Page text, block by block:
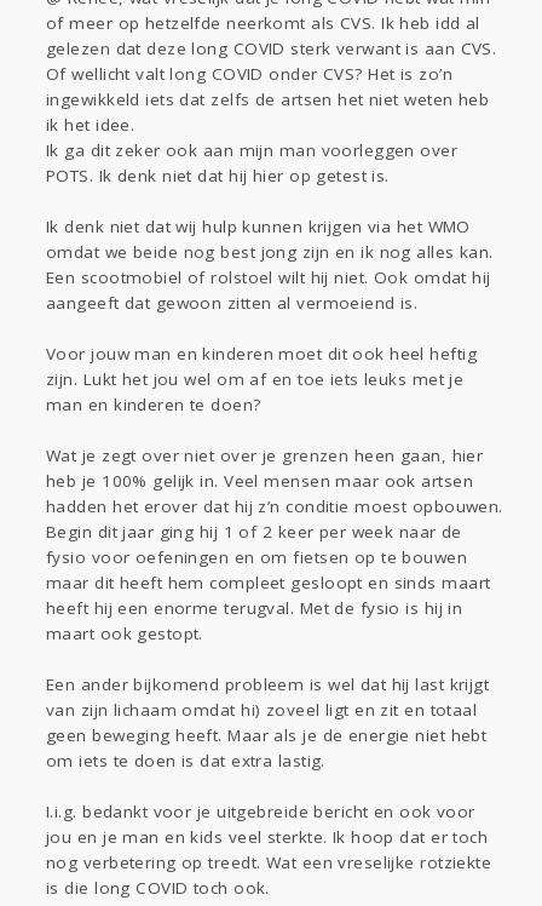
of meer op hetzelfde neerkomt als CVS. Ik heb idd al
gelezen dat deze long COVID sterk verwant is aan CVS.
Of wellicht valt long COVID onder CVS? Het is zo’n
ingewikkeld iets dat zelfs de artsen het niet weten heb
ik het idee.
Ik ga dit zeker ook aan mijn man voorleggen over
POTS. Ik denk niet dat hij hier op getest is.
Ik denk niet dat wij hulp kunnen krijgen via het WMO
omdat we beide nog best jong zijn en ik nog alles kan.
Een scootmobiel of rolstoel wilt hij niet. Ook omdat hij
aangeeft dat gewoon zitten al vermoeiend is.
Voor jouw man en kinderen moet dit ook heel heftig
zijn. Lukt het jou wel om af en toe iets leuks met je
man en kinderen te doen?
Wat je zegt over niet over je grenzen heen gaan, hier
heb je 100% gelijk in. Veel mensen maar ook artsen
hadden het erover dat hij z’n conditie moest opbouwen.
Begin dit jaar ging hij 1 of 2 keer per week naar de
fysio voor oefeningen en om fietsen op te bouwen
maar dit heeft hem compleet gesloopt en sinds maart
heeft hij een enorme terugval. Met de fysio is hij in
maart ook gestopt.
Een ander bijkomend probleem is wel dat hij last krijgt
van zijn lichaam omdat hi) zoveel ligt en zit en totaal
geen beweging heeft. Maar als je de energie niet hebt
om iets te doen is dat extra lastig.
I.i.g. bedankt voor je uitgebreide bericht en ook voor
jou en je man en kids veel sterkte. Ik hoop dat er toch
nog verbetering op treedt. Wat een vreselijke rotziekte
is die long COVID toch ook.